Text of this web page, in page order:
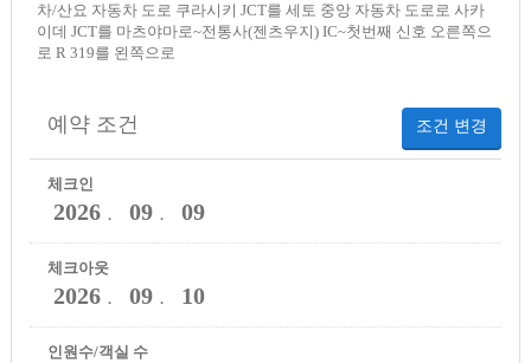
차/산요 자동차 도로 쿠라시키 JCT를 세토 중앙 자동차 도로로 사카
이데 JCT를 마츠야마로~전통사(젠츠우지) IC~첫번째 신호 오른쪽으
로 R 319를 왼쪽으로
조건 변경
예약 조건
체크인
2026． 09． 09
체크아웃
2026． 09． 10
인원수/객실 수